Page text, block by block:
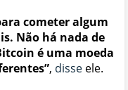
cometer algum
Não há nada de
é uma moeda
, disse ele.